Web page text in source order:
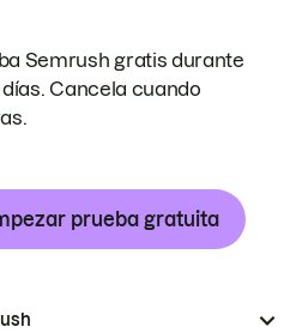
Semrush gratis durante
Cancela cuando
prueba gratuita